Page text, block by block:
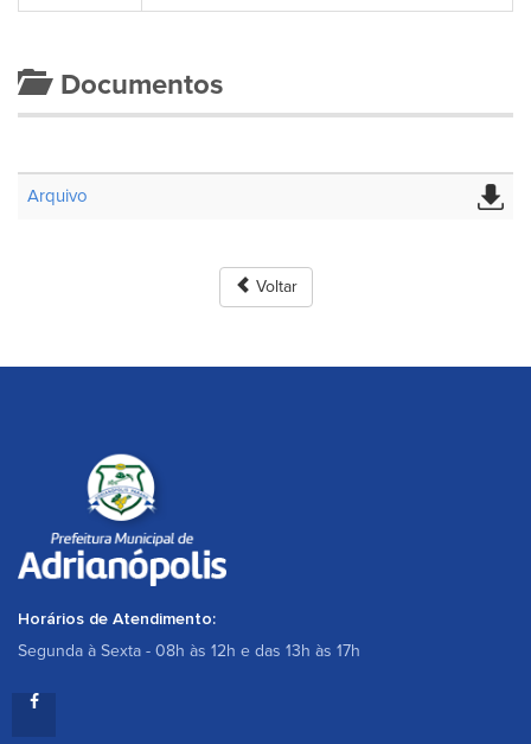
Documentos
Arquivo
Voltar
Horários de Atendimento:
Segunda à Sexta - 08h às 12h e das 13h às 17h